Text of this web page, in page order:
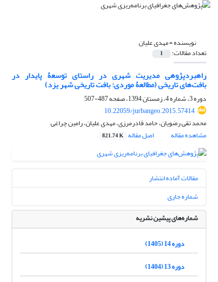
نویسنده =مهدی علیان
تعداد مقالات: 1
راهبردپژوهی مدیریت شهری در راستای توسعۀ پایدار در
بافت‌‌های تاریخی (مطالعۀ موردی: بافت تاریخی شهر یزد)
دوره 3، شماره 4، زمستان 1394، صفحه
487-507
10.22059/jurbangeo.2015.57414
محمد تقی رضویان، حامد قادرمرزی، مهدی علیان، رامین چراغی
مشاهده مقاله
اصل مقاله 821.74 K
مقالات آماده انتشار
شماره جاری
شماره‌های پیشین نشریه
دوره 14 (1405)
دوره 13 (1404)